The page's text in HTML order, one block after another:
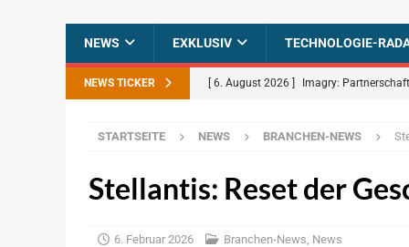
NEWS EXKLUSIV TECHNOLOGIE-
NEWS TICKER [ 6. August 2026 ] Imagry:
[ 5. August 2026 ]
BRANCHEN-NEWS
[ 5. August 2026 ] Nvidia: Offenes
STARTSEITE NEWS BRANCHEN-NEWS
Stellantis: Reset der
6. Februar 2026 Branchen-News News